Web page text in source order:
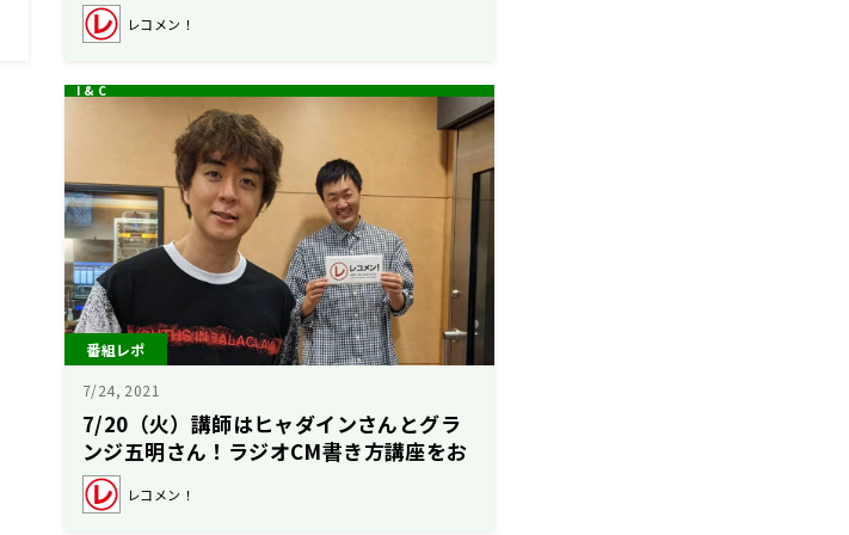
る？
レコメン！
番組レポ
7/24, 2021
7/20（火）講師はヒャダインさんとグラ
ンジ五明さん！ラジオCM書き方講座をお
送りしました！
レコメン！